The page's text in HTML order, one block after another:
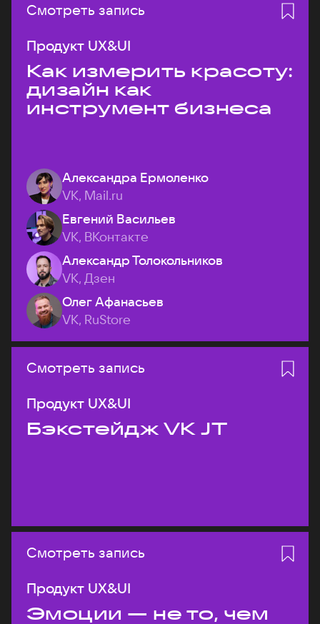
Смотреть запись
Продукт UX&UI
Как измерить красоту:
дизайн как
инструмент бизнеса
Александра Ермоленко
VK, Mail.ru
Евгений Васильев
VK, ВКонтакте
Александр Толокольников
VK, Дзен
Олег Афанасьев
VK, RuStore
Смотреть запись
Продукт UX&UI
Бэкстейдж VK JT
Смотреть запись
Продукт UX&UI
Эмоции — не то, чем